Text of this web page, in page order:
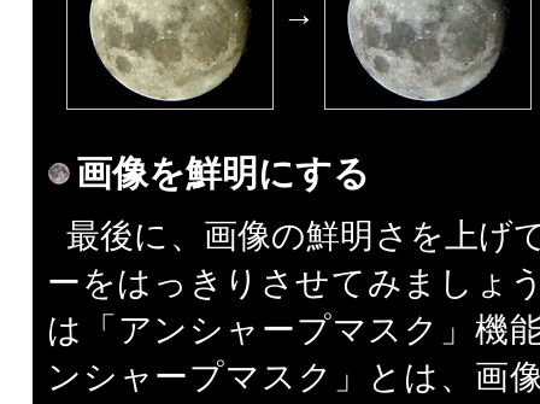
→
画像を鮮明にする
最後に、画像の鮮明さを上げ
ーをはっきりさせてみましょ
は「アンシャープマスク」機
ンシャープマスク」とは、画